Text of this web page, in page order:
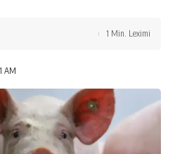
AM
1 Min. Leximi